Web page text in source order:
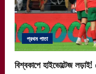
প্রথম পাতা
বিশ্বকাপে হাইভোল্টেজ